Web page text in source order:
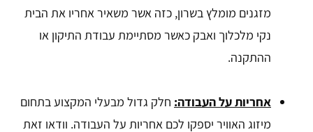
מזגנים מומלץ בשרון, כזה אשר משאיר אחריו את הבית
נקי מלכלוך ואבק כאשר מסתיימת עבודת התיקון או
ההתקנה.
אחריות על העבודה: חלק גדול מבעלי המקצוע בתחום
מיזוג האוויר יספקו לכם אחריות על העבודה. וודאו זאת